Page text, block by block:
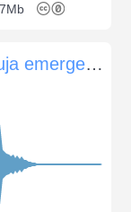
Notificación de alerta de burbuja emergente